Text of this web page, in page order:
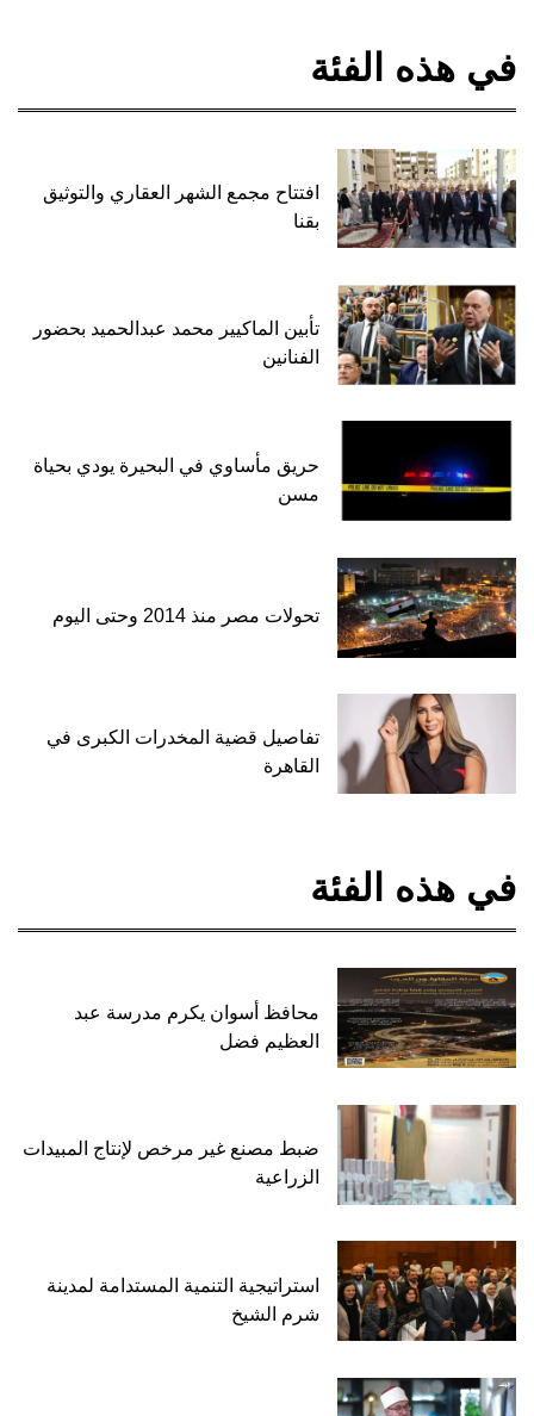
في هذه الفئة
افتتاح مجمع الشهر العقاري والتوثيق
بقنا
تأبين الماكيير محمد عبدالحميد بحضور
الفنانين
حريق مأساوي في البحيرة يودي بحياة
مسن
تحولات مصر منذ 2014 وحتى اليوم
تفاصيل قضية المخدرات الكبرى في
القاهرة
في هذه الفئة
محافظ أسوان يكرم مدرسة عبد
العظيم فضل
ضبط مصنع غير مرخص لإنتاج المبيدات
الزراعية
استراتيجية التنمية المستدامة لمدينة
شرم الشيخ